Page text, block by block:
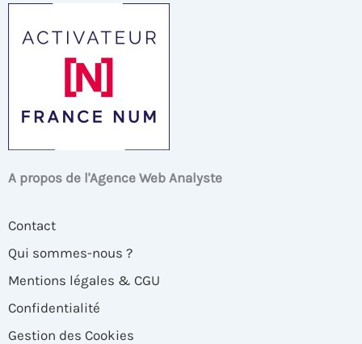
A propos de l'Agence Web Analyste
Contact
Qui sommes-nous ?
Mentions légales & CGU
Confidentialité
Gestion des Cookies